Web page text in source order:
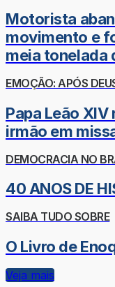
Motorista
movimento e
meia tonelada
EMOÇÃO: APÓS
Papa Leão
irmão em
DEMOCRACIA NO
40 ANOS DE
SAIBA TUDO SOBRE
O Livro de
Veja mais